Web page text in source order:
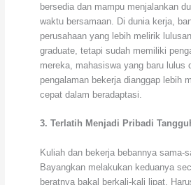
bersedia dan mampu menjalankan
waktu bersamaan. Di dunia kerja,
perusahaan yang lebih melirik
graduate, tetapi sudah memiliki
mereka, mahasiswa yang baru lulus
pengalaman bekerja dianggap lebih
cepat dalam beradaptasi.
3. Terlatih Menjadi Pribadi
Kuliah dan bekerja bebannya sama-
Bayangkan melakukan keduanya
beratnya bakal berkali-kali lipat.